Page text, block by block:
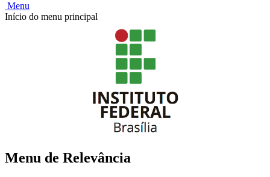
Menu
Início do menu principal
Menu de Relevância